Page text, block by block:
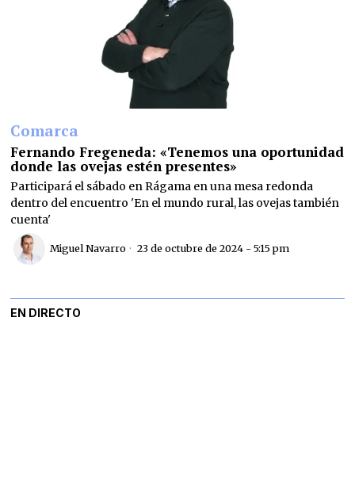
Comarca
Fernando Fregeneda: «Tenemos una oportunidad
donde las ovejas estén presentes»
Participará el sábado en Rágama en una mesa redonda
dentro del encuentro 'En el mundo rural, las ovejas también
cuenta'
Miguel Navarro 23 de octubre de 2024 - 5:15 pm
EN DIRECTO